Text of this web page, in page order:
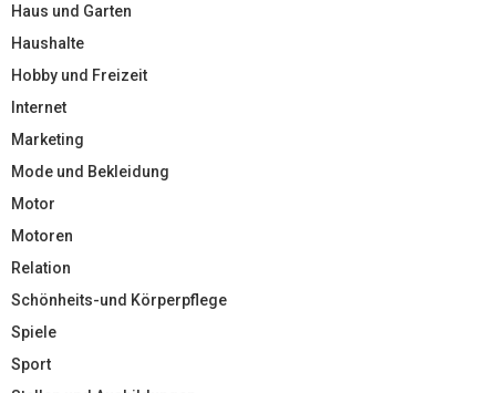
Haus und Garten
Haushalte
Hobby und Freizeit
Internet
Marketing
Mode und Bekleidung
Motor
Motoren
Relation
Schönheits-und Körperpflege
Spiele
Sport